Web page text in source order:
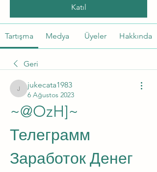
Katıl
Tartışma Medya Üyeler Hakkında
Geri
jukecata1983
jukecata1983
6 Ağustos 2023
~@OzH]~
Телеграмм
Заработок Денег